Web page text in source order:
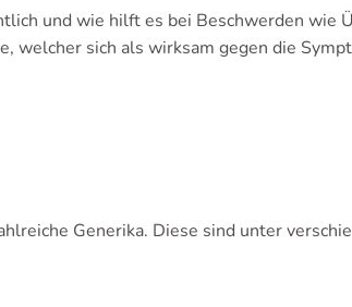
und wie hilft es bei Beschwerden wie
welcher sich als wirksam gegen die
Generika. Diese sind unter